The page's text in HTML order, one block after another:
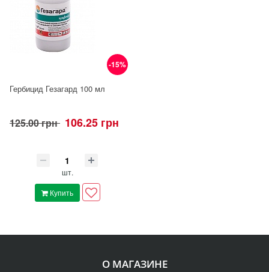
-15%
Гербицид Гезагард 100 мл
125.00 грн 106.25 грн
шт.
Купить
О МАГАЗИНЕ